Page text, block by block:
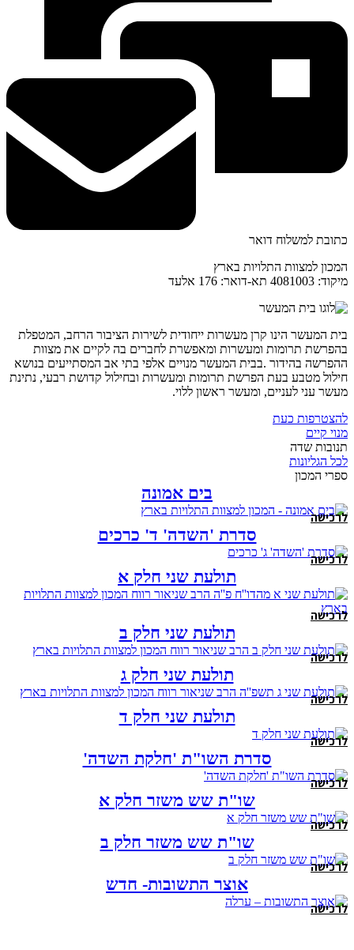
כתובת למשלוח דואר
המכון למצוות התלויות בארץ
מיקוד: 4081003 תא-דואר: 176 אלעד
בית המעשר הינו קרן מעשרות ייחודית לשירות הציבור הרחב, המטפלת
בהפרשת תרומות ומעשרות ומאפשרת לחברים בה לקיים את מצוות
ההפרשה בהידור .בבית המעשר מנויים אלפי בתי אב המסתייעים בנושא
חילול מטבע בעת הפרשת תרומות ומעשרות ובחילול קדושת רבעי, נתינת
מעשר עני לעניים, ומעשר ראשון ללוי.
להצטרפות כעת
מנוי קיים
תנובות שדה
לכל הגליונות
ספרי המכון
בים אמונה
לרכישה
סדרת 'השדה' ד' כרכים
לרכישה
תולעת שני חלק א
לרכישה
תולעת שני חלק ב
לרכישה
תולעת שני חלק ג
לרכישה
תולעת שני חלק ד
לרכישה
סדרת השו"ת 'חלקת השדה'
לרכישה
שו"ת שש משזר חלק א
לרכישה
שו"ת שש משזר חלק ב
לרכישה
אוצר התשובות- חדש
לרכישה